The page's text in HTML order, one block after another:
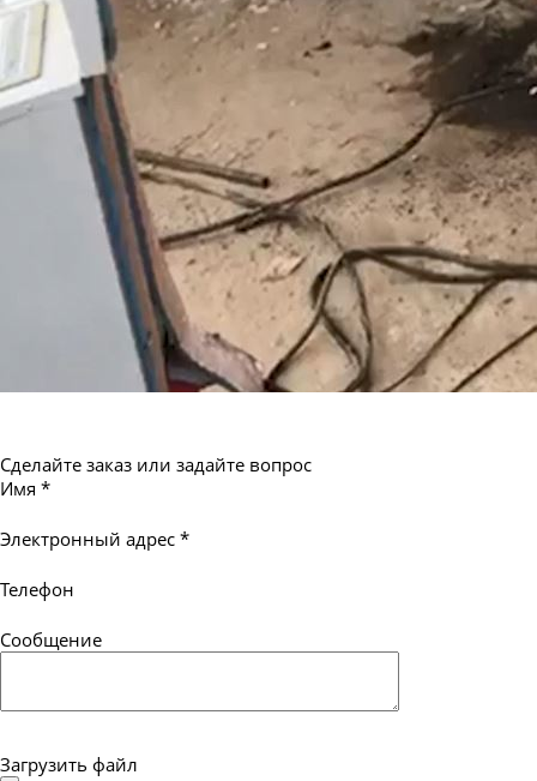
Труба бесшовная 550
Сделайте заказ или задайте вопрос
Имя *
Электронный адрес *
Телефон
Сообщение
Загрузить файл